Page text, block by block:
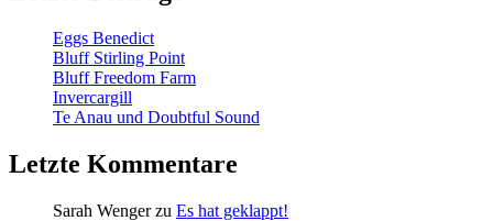
Eggs Benedict
Bluff Stirling Point
Bluff Freedom Farm
Invercargill
Te Anau und Doubtful Sound
Letzte Kommentare
Sarah Wengerzu Es hat geklappt!